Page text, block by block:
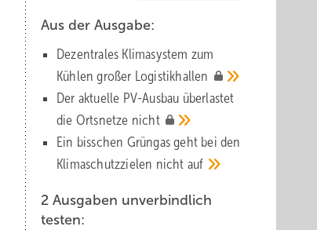
Aus der Ausgabe:
Dezentrales Klimasystem zum
Kühlen großer Logistik­hallen
Der aktuelle PV-Ausbau über­lastet
die Orts­netze nicht
Ein bisschen Grüngas geht bei den
Klima­schutz­zielen nicht auf
2 Ausgaben unverbindlich
testen: